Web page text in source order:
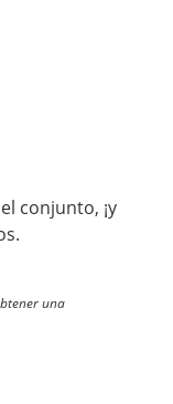
conjunto, ¡y
una